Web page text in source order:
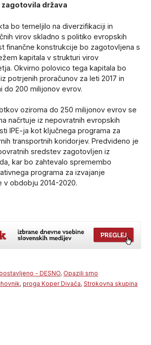
država
bo temeljilo na diverzifikaciji in
virov skladno s politiko evropskih
finančne konstrukcije bo zagotovljena s
kapitala v strukturi virov
Okvirno polovico tega kapitala bo
potrjenih proračunov za leti 2017 in
do 200 milijonov evrov.
oziroma do 250 milijonov evrov se
načrtuje iz nepovratnih evropskih
IPE-ja kot ključnega programa za
transportnih koridorjev. Predvideno je
sredstev zagotovljen iz
kar bo zahtevalo spremembo
programa za izvajanje
v obdobju 2014-2020.
- DESNO, Opazili smo
,proga Koper Divača,Strokovna skupina